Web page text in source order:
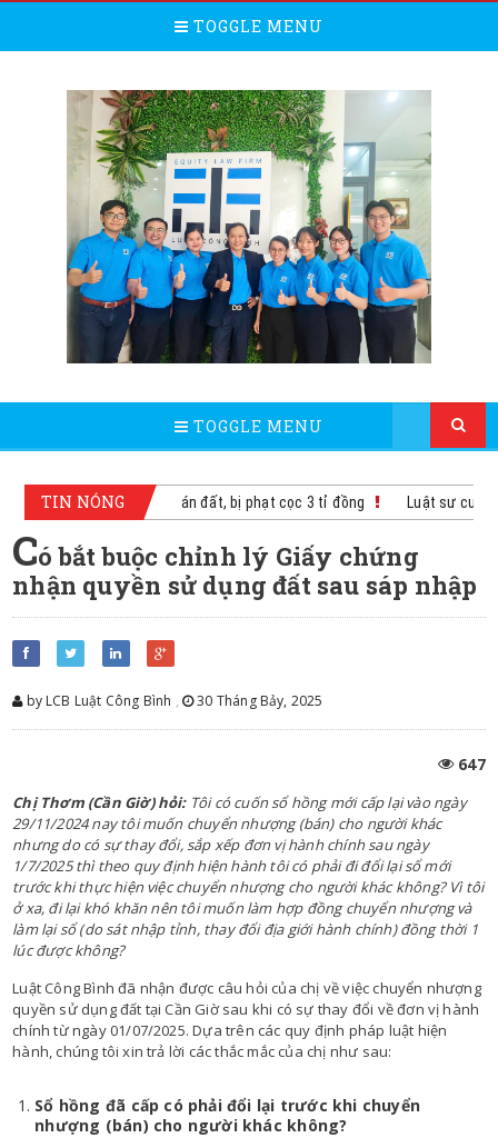
TOGGLE MENU
TOGGLE MENU
TIN NÓNG
300 triệu nhưng không bán đất, bị phạt cọc 3 tỉ đồng Luật sư cung
Có bắt buộc chỉnh lý Giấy chứng
nhận quyền sử dụng đất sau sáp nhập
by LCB Luật Công Bình , 30 Tháng Bảy, 2025
647
Chị Thơm (Cần Giờ) hỏi:Tôi có cuốn sổ hồng mới cấp lại vào ngày
29/11/2024 nay tôi muốn chuyển nhượng (bán) cho người khác
nhưng do có sự thay đổi, sắp xếp đơn vị hành chính sau ngày
1/7/2025 thì theo quy định hiện hành tôi có phải đi đổi lại sổ mới
trước khi thực hiện việc chuyển nhượng cho người khác không? Vì tôi
ở xa, đi lại khó khăn nên tôi muốn làm hợp đồng chuyển nhượng và
làm lại sổ (do sát nhập tỉnh, thay đổi địa giới hành chính) đồng thời 1
lúc được không?
Luật Công Bình đã nhận được câu hỏi của chị về việc chuyển nhượng
quyền sử dụng đất tại Cần Giờ sau khi có sự thay đổi về đơn vị hành
chính từ ngày 01/07/2025. Dựa trên các quy định pháp luật hiện
hành, chúng tôi xin trả lời các thắc mắc của chị như sau:
Sổ hồng đã cấp có phải đổi lại trước khi chuyển
nhượng (bán) cho người khác không?